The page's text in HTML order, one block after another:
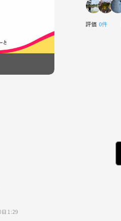
評価 0件
1:29